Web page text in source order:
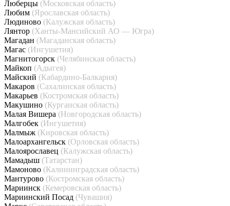
Люберцы (Московская область)
Любим (Ярославская область)
Людиново (Калужская область)
Лянтор (Ханты-Мансийский АО — Югра)
Магадан (Магаданская область)
Магас (Ингушетия)
Магнитогорск (Челябинская область)
Майкоп (Адыгея)
Майский (Кабардино-Балкария)
Макаров (Сахалинская область)
Макарьев (Костромская область)
Макушино (Курганская область)
Малая Вишера (Новгородская область)
Малгобек (Ингушетия)
Малмыж (Кировская область)
Малоархангельск (Орловская область)
Малоярославец (Калужская область)
Мамадыш (Татарстан)
Мамоново (Калининградская область)
Мантурово (Костромская область)
Мариинск (Кемеровская область)
Мариинский Посад (Чувашия)